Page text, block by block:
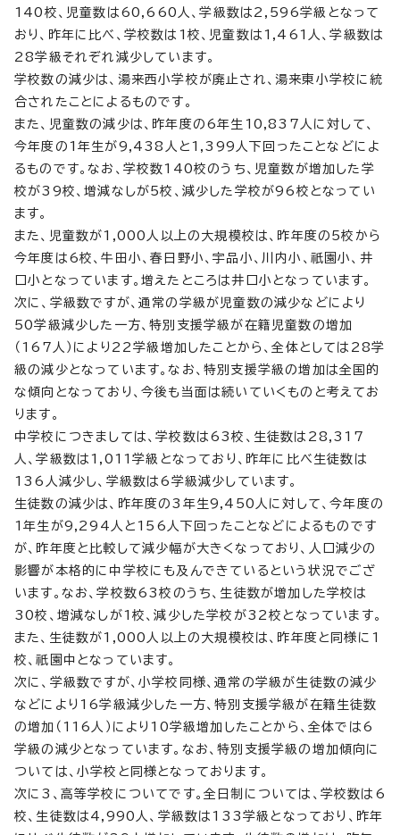
140校、児童数は60,660人、学級数は2,596学級となって
おり、昨年に比べ、学校数は1校、児童数は1,461人、学級数は
28学級それぞれ減少しています。
学校数の減少は、湯来西小学校が廃止され、湯来東小学校に統
合されたことによるものです。
また、児童数の減少は、昨年度の6年生10,837人に対して、
今年度の1年生が9,438人と1,399人下回ったことなどによ
るものです。なお、学校数140校のうち、児童数が増加した学
校が39校、増減なしが5校、減少した学校が96校となってい
ます。
また、児童数が1,000人以上の大規模校は、昨年度の5校から
今年度は6校、牛田小、春日野小、宇品小、川内小、祇園小、井
口小となっています。増えたところは井口小となっています。
次に、学級数ですが、通常の学級が児童数の減少などにより
50学級減少した一方、特別支援学級が在籍児童数の増加
（167人）により22学級増加したことから、全体としては28学
級の減少となっています。なお、特別支援学級の増加は全国的
な傾向となっており、今後も当面は続いていくものと考えてお
ります。
中学校につきましては、学校数は63校、生徒数は28,317
人、学級数は1,011学級となっており、昨年に比べ生徒数は
136人減少し、学級数は6学級減少しています。
生徒数の減少は、昨年度の3年生9,450人に対して、今年度の
1年生が9,294人と156人下回ったことなどによるものです
が、昨年度と比較して減少幅が大きくなっており、人口減少の
影響が本格的に中学校にも及んできているという状況でござ
います。なお、学校数63校のうち、生徒数が増加した学校は
30校、増減なしが1校、減少した学校が32校となっています。
また、生徒数が1,000人以上の大規模校は、昨年度と同様に1
校、祇園中となっています。
次に、学級数ですが、小学校同様、通常の学級が生徒数の減少
などにより16学級減少した一方、特別支援学級が在籍生徒数
の増加（116人）により10学級増加したことから、全体では6
学級の減少となっています。なお、特別支援学級の増加傾向に
ついては、小学校と同様となっております。
次に3、高等学校についてです。全日制については、学校数は6
校、生徒数は4,990人、学級数は133学級となっており、昨年